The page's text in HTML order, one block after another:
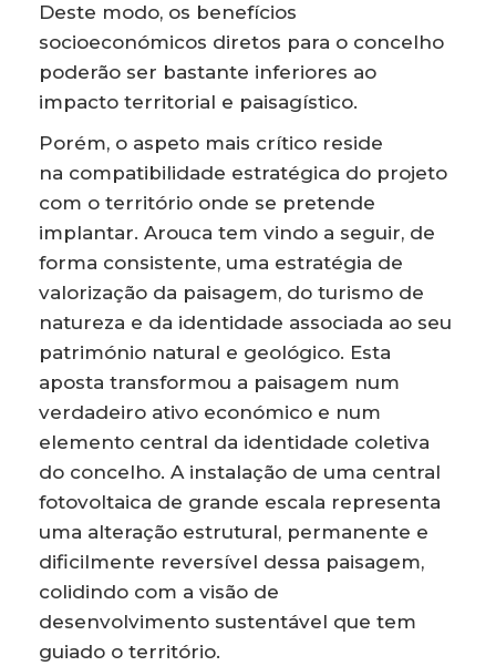
Deste modo, os benefícios
socioeconómicos diretos para o concelho
poderão ser bastante inferiores ao
impacto territorial e paisagístico.
Porém, o aspeto mais crítico reside
na compatibilidade estratégica do projeto
com o território onde se pretende
implantar. Arouca tem vindo a seguir, de
forma consistente, uma estratégia de
valorização da paisagem, do turismo de
natureza e da identidade associada ao seu
património natural e geológico. Esta
aposta transformou a paisagem num
verdadeiro ativo económico e num
elemento central da identidade coletiva
do concelho. A instalação de uma central
fotovoltaica de grande escala representa
uma alteração estrutural, permanente e
dificilmente reversível dessa paisagem,
colidindo com a visão de
desenvolvimento sustentável que tem
guiado o território.